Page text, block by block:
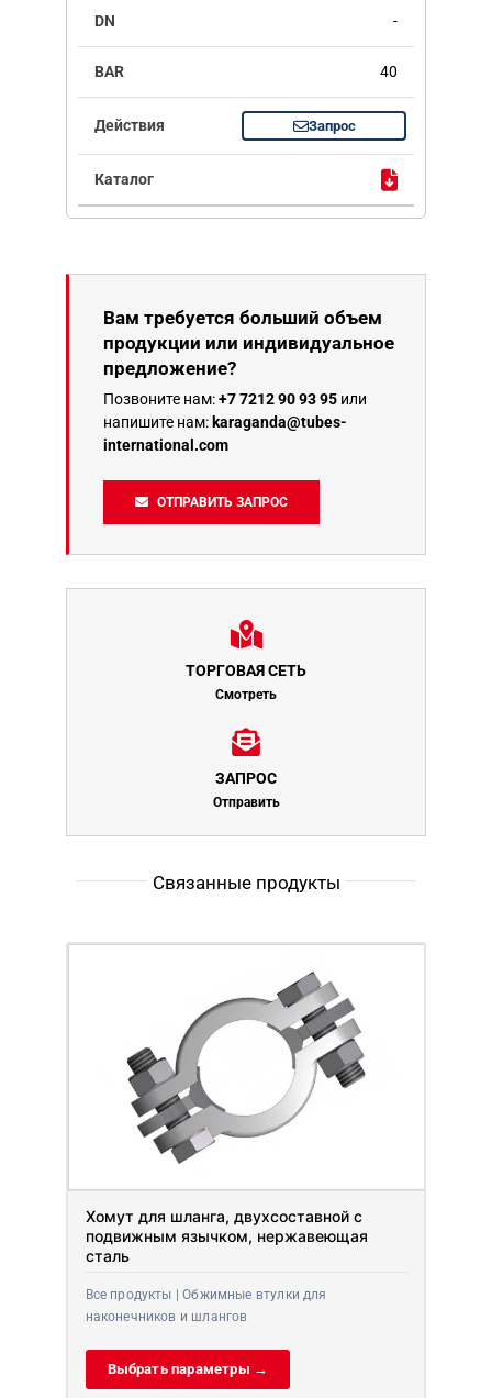
-
40
Запрос
Вам требуется больший объем
продукции или индивидуальное
предложение?
Позвоните нам:+7 7212 90 93 95 или
напишите нам: karaganda@tubes-
international.com
ОТПРАВИТЬ ЗАПРОС
ТОРГОВАЯ СЕТЬ
Смотреть
ЗАПРОС
Отправить
Связанные продукты
Хомут для шланга, двухсоставной с
подвижным язычком, нержавеющая
сталь
Все продукты | Обжимные втулки для
наконечников и шлангов
Выбрать параметры →